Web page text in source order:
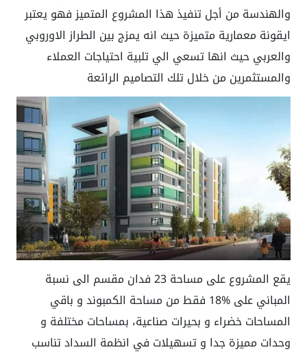
والهندسة من أجل تنفيذ هذا المشروع المتميز فهو يعتبر
ايقونة معمارية متميزة حيث انه يمزج بين الطراز الاوروبي
والعربي حيث انها تسعي الي تلبية احتياجات العملاء
والمستثمرين من خلال تلك التصاميم الرائعة
يقع المشروع على مساحة 23 فدان مقسم الى نسبة
المباني على %18 فقط من مساحة الكمبوند و باقي
المساحات خضراء و بحيرات صناعية، بمساحات مختلفة و
وحدات مميزة جدا و تسهيلات في انظمة السداد تناسب